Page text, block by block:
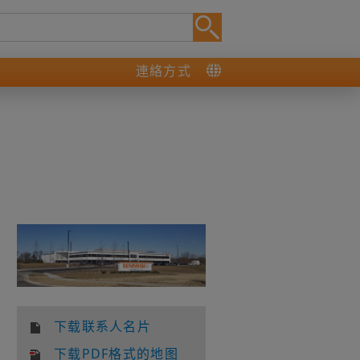
連絡方式
下载联系人名片
下载PDF格式的地图